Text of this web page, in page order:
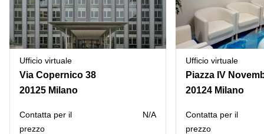
Ufficio virtuale
Via Copernico 38
20125 Milano
Сontatta per il
prezzo
N/A
Ufficio virtuale
Piazza IV
20124 Milano
Сontatta per il
prezzo